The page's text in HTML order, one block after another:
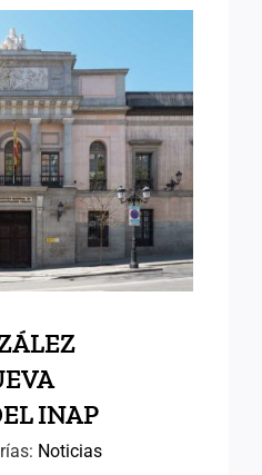
NUEVA
DEL INAP
INAP
Noticias